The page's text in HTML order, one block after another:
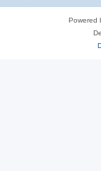
Powered